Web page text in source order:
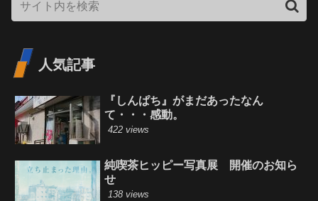
人気記事
『しんぱち』がまだあったなん
て・・・感動。
422 views
純喫茶ヒッピー写真展 開催のお知ら
せ
138 views